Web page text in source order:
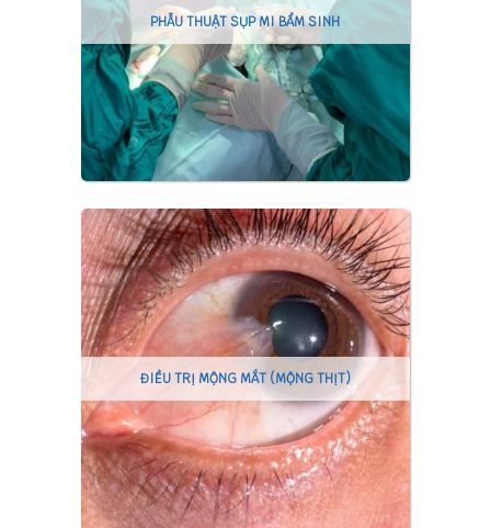
PHẪU THUẬT SỤP MI BẨM SINH
ĐIỀU TRỊ MỘNG MẮT (MỘNG THỊT)